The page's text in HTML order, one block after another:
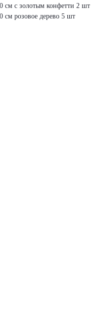
см с золотым конфетти 2 шт
см розовое дерево 5 шт